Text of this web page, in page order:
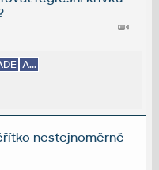
A...
nestejnoměrně